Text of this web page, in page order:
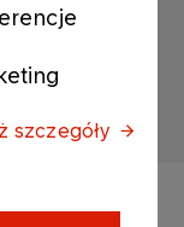
szczegóły